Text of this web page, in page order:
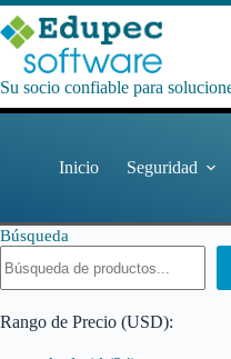
Saltar
al
contenido
Su socio confiable para
Inicio Seguridad
Búsqueda
Rango de Precio (USD):